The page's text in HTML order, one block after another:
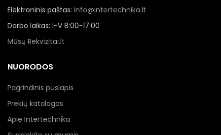
Elektroninis paštas: info@intertechnika.lt
Darbo laikas: I-V 8:00-17:00
Mūsų Rekvizitai.lt
NUORODOS
Pagrindinis puslapis
Prekių katalogas
Apie Intertechnika